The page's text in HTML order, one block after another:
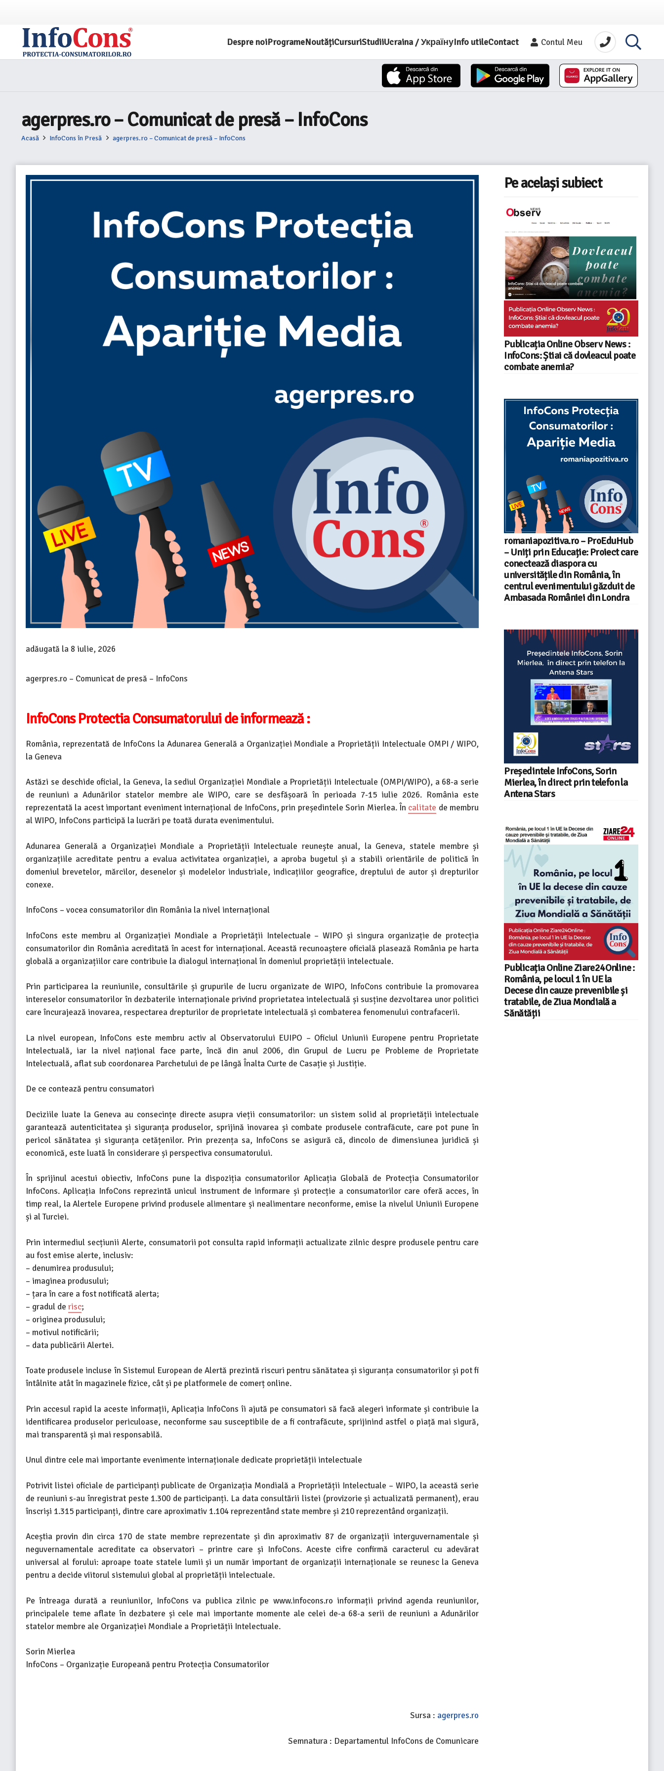
Despre noiProgrameNoutățiCursuriStudiiUcraina / УкраїнуInfo utileContact Contul Meu
agerpres.ro – Comunicat de presă – InfoCons
Acasă InfoCons în Presă agerpres.ro – Comunicat de presă – InfoCons
adăugată la 8 iulie, 2026
agerpres.ro – Comunicat de presă – InfoCons
InfoCons Protectia Consumatorului de informează :
România, reprezentată de InfoCons la Adunarea Generală a Organizației Mondiale a Proprietății Intelectuale OMPI / WIPO,
la Geneva
Astăzi se deschide oficial, la Geneva, la sediul Organizației Mondiale a Proprietății Intelectuale (OMPI/WIPO), a 68-a serie
de reuniuni a Adunărilor statelor membre ale WIPO, care se desfășoară în perioada 7-15 iulie 2026. România este
reprezentată la acest important eveniment internațional de InfoCons, prin președintele Sorin Mierlea. În calitate de membru
al WIPO, InfoCons participă la lucrări pe toată durata evenimentului.
Adunarea Generală a Organizației Mondiale a Proprietății Intelectuale reunește anual, la Geneva, statele membre și
organizațiile acreditate pentru a evalua activitatea organizației, a aproba bugetul și a stabili orientările de politică în
domeniul brevetelor, mărcilor, desenelor și modelelor industriale, indicațiilor geografice, dreptului de autor și drepturilor
conexe.
InfoCons – vocea consumatorilor din România la nivel internațional
InfoCons este membru al Organizației Mondiale a Proprietății Intelectuale – WIPO și singura organizație de protecția
consumatorilor din România acreditată în acest for internațional. Această recunoaștere oficială plasează România pe harta
globală a organizațiilor care contribuie la dialogul internațional în domeniul proprietății intelectuale.
Prin participarea la reuniunile, consultările și grupurile de lucru organizate de WIPO, InfoCons contribuie la promovarea
intereselor consumatorilor în dezbaterile internaționale privind proprietatea intelectuală și susține dezvoltarea unor politici
care încurajează inovarea, respectarea drepturilor de proprietate intelectuală și combaterea fenomenului contrafacerii.
La nivel european, InfoCons este membru activ al Observatorului EUIPO – Oficiul Uniunii Europene pentru Proprietate
Intelectuală, iar la nivel național face parte, încă din anul 2006, din Grupul de Lucru pe Probleme de Proprietate
Intelectuală, aflat sub coordonarea Parchetului de pe lângă Înalta Curte de Casație și Justiție.
De ce contează pentru consumatori
Deciziile luate la Geneva au consecințe directe asupra vieții consumatorilor: un sistem solid al proprietății intelectuale
garantează autenticitatea și siguranța produselor, sprijină inovarea și combate produsele contrafăcute, care pot pune în
pericol sănătatea și siguranța cetățenilor. Prin prezența sa, InfoCons se asigură că, dincolo de dimensiunea juridică și
economică, este luată în considerare și perspectiva consumatorului.
În sprijinul acestui obiectiv, InfoCons pune la dispoziția consumatorilor Aplicația Globală de Protecția Consumatorilor
InfoCons. Aplicația InfoCons reprezintă unicul instrument de informare și protecție a consumatorilor care oferă acces, în
timp real, la Alertele Europene privind produsele alimentare și nealimentare neconforme, emise la nivelul Uniunii Europene
și al Turciei.
Prin intermediul secțiunii Alerte, consumatorii pot consulta rapid informații actualizate zilnic despre produsele pentru care
au fost emise alerte, inclusiv:
– denumirea produsului;
– imaginea produsului;
– țara în care a fost notificată alerta;
– gradul de risc;
– originea produsului;
– motivul notificării;
– data publicării Alertei.
Toate produsele incluse în Sistemul European de Alertă prezintă riscuri pentru sănătatea și siguranța consumatorilor și pot fi
întâlnite atât în magazinele fizice, cât și pe platformele de comerț online.
Prin accesul rapid la aceste informații, Aplicația InfoCons îi ajută pe consumatori să facă alegeri informate și contribuie la
identificarea produselor periculoase, neconforme sau susceptibile de a fi contrafăcute, sprijinind astfel o piață mai sigură,
mai transparentă și mai responsabilă.
Unul dintre cele mai importante evenimente internaționale dedicate proprietății intelectuale
Potrivit listei oficiale de participanți publicate de Organizația Mondială a Proprietății Intelectuale – WIPO, la această serie
de reuniuni s-au înregistrat peste 1.300 de participanți. La data consultării listei (provizorie și actualizată permanent), erau
înscriși 1.315 participanți, dintre care aproximativ 1.104 reprezentând state membre și 210 reprezentând organizații.
Aceștia provin din circa 170 de state membre reprezentate și din aproximativ 87 de organizații interguvernamentale și
neguvernamentale acreditate ca observatori – printre care și InfoCons. Aceste cifre confirmă caracterul cu adevărat
universal al forului: aproape toate statele lumii și un număr important de organizații internaționale se reunesc la Geneva
pentru a decide viitorul sistemului global al proprietății intelectuale.
Pe întreaga durată a reuniunilor, InfoCons va publica zilnic pe www.infocons.ro informații privind agenda reuniunilor,
principalele teme aflate în dezbatere și cele mai importante momente ale celei de-a 68-a serii de reuniuni a Adunărilor
statelor membre ale Organizației Mondiale a Proprietății Intelectuale.
Sorin Mierlea
InfoCons – Organizație Europeană pentru Protecția Consumatorilor
Sursa : agerpres.ro
Semnatura : Departamentul InfoCons de Comunicare
Pe același subiect
Publicația Online Observ News :
InfoCons: Știai că dovleacul poate
combate anemia?
romaniapozitiva.ro – ProEduHub
– Uniți prin Educație: Proiect care
conectează diaspora cu
universitățile din România, în
centrul evenimentului găzduit de
Ambasada României din Londra
Președintele InfoCons, Sorin
Mierlea, în direct prin telefon la
Antena Stars
Publicația Online Ziare24Online :
România, pe locul 1 în UE la
Decese din cauze prevenibile și
tratabile, de Ziua Mondială a
Sănătății